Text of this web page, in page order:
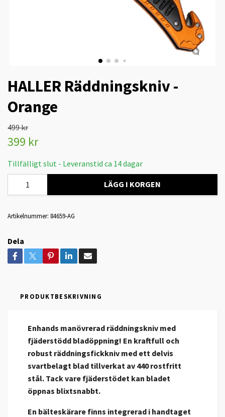
HALLER Räddningskniv -
Orange
499 kr
399 kr
Tillfälligt slut - Leveranstid ca 14 dagar
LÄGG I KORGEN
Artikelnummer: 84659-AG
Dela
PRODUKTBESKRIVNING
Enhands manövrerad räddningskniv med
fjäderstödd bladöppning! En kraftfull och
robust räddningsfickkniv med ett delvis
svartbelagt blad tillverkat av 440 rostfritt
stål. Tack vare fjäderstödet kan bladet
öppnas blixtsnabbt.
En bälteskärare finns integrerad i handtaget